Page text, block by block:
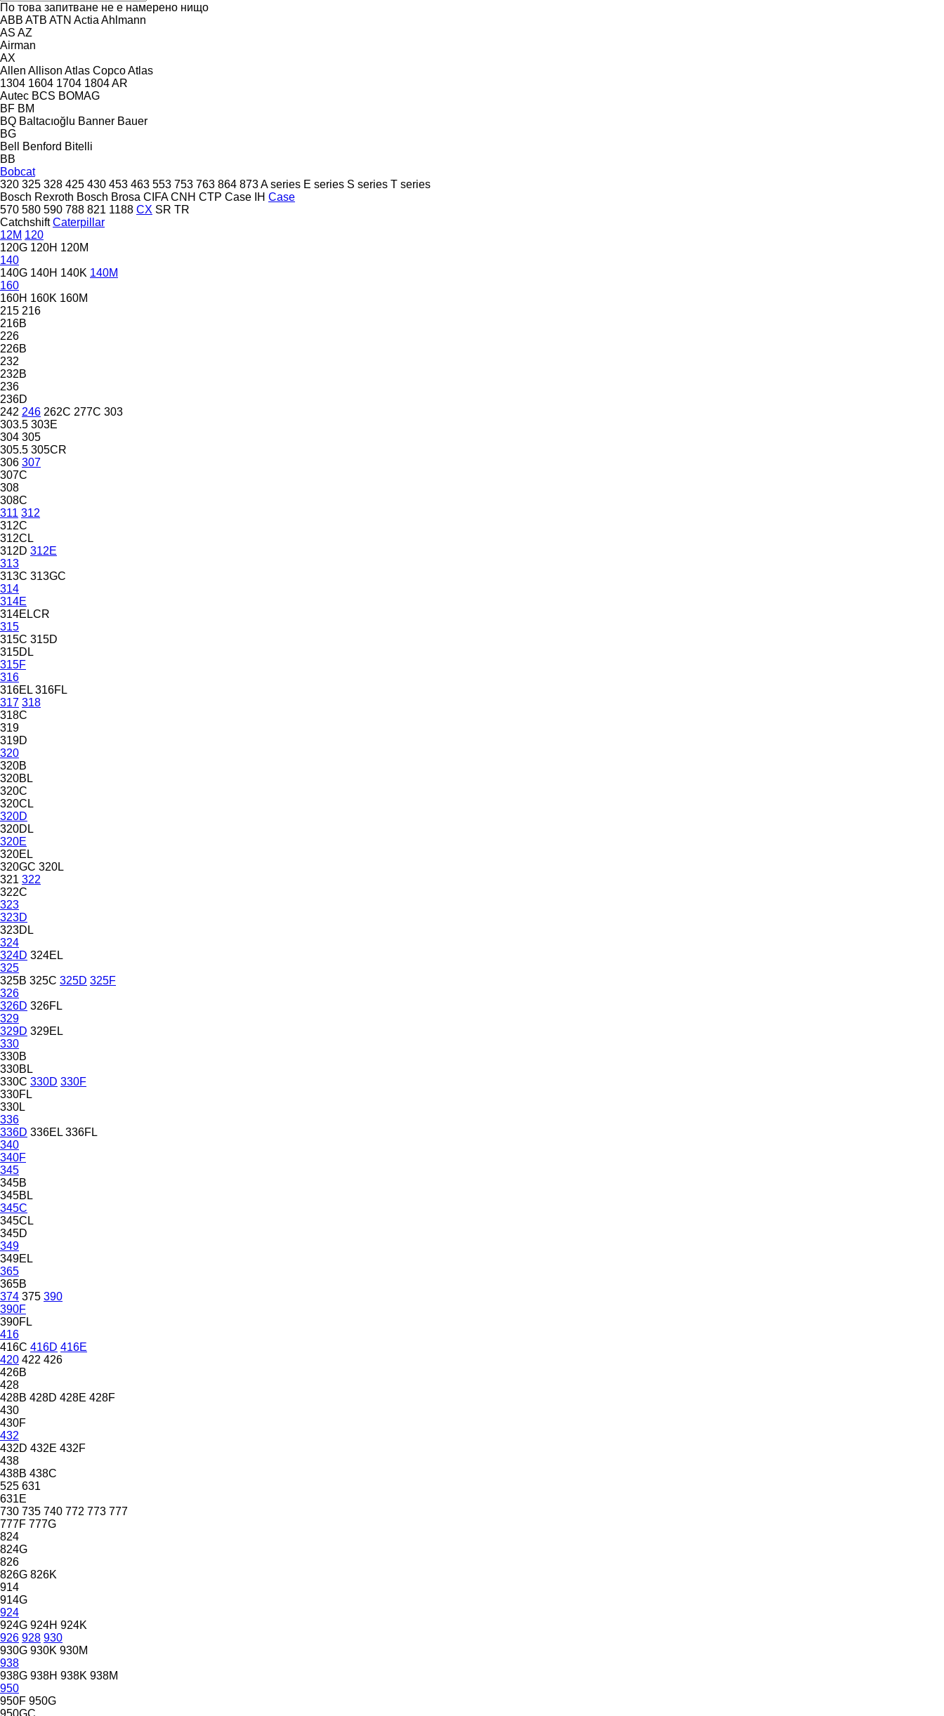
По това запитване не е намерено нищо
ABB ATB ATN Actia Ahlmann
AS AZ
Airman
AX
Allen Allison Atlas CopcoAtlas
1304 1604 1704 1804AR
Autec BCS BOMAG
BF BM
BQ Baltacıoğlu Banner Bauer
BG
Bell
Benford Bitelli
BB
Bobcat
320 325 328 425 430 453 463 553 753 763 864 873A series E series S series T series
Bosch Rexroth Bosch Brosa CIFA CNH CTP Case IH Case
570 580 590 788 821 1188 CX SR TR
Catchshift Caterpillar
12M 120
120G 120H 120M
140
140G 140H 140K 140M
160
160H 160K 160M
215 216
216B
226
226B
232
232B
236
236D
242 246 262C 277C 303
303.5 303E
304 305
305.5 305CR
306 307
307C
308
308C
311 312
312C
312CL
312D 312E
313
313C 313GC
314
314E
314ELCR
315
315C 315D
315DL
315F
316
316EL 316FL
317 318
318C
319
319D
320
320B
320BL
320C
320CL
320D
320DL
320E
320EL
320GC 320L
321 322
322C
323
323D
323DL
324
324D 324EL
325
325B 325C 325D 325F
326
326D 326FL
329
329D 329EL
330
330B
330BL
330C 330D 330F
330FL
330L
336
336D 336EL 336FL
340
340F
345
345B
345BL
345C
345CL
345D
349
349EL
365
365B
374 375 390
390F
390FL
416
416C 416D 416E
420 422 426
426B
428
428B 428D 428E 428F
430
430F
432
432D 432E 432F
438
438B 438C
525 631
631E
730 735 740 772 773 777
777F 777G
824
824G
826
826G 826K
914
914G
924
924G 924H 924K
926 928 930
930G 930K 930M
938
938G 938H 938K 938M
950
950F 950G
950GC